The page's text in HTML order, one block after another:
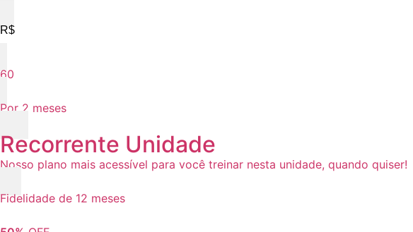
R$
60
Por 2 meses
Recorrente Unidade
Nosso plano mais acessível para você treinar nesta unidade, quando quiser!
Fidelidade de 12 meses